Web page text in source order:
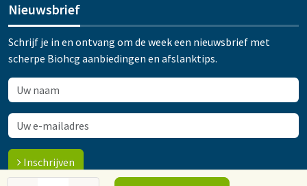
Nieuwsbrief
Schrijf je in en ontvang om de week een nieuwsbrief met
scherpe Biohcg aanbiedingen en afslanktips.
Inschrijven